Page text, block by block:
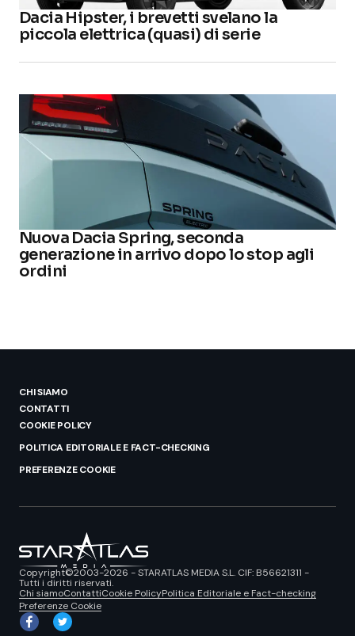
Dacia Hipster, i brevetti svelano la
piccola elettrica (quasi) di serie
Nuova Dacia Spring, seconda
generazione in arrivo dopo lo stop agli
ordini
CHI SIAMO
CONTATTI
COOKIE POLICY
POLITICA EDITORIALE E FACT-CHECKING
PREFERENZE COOKIE
Copyright©2003-2026 - STARATLAS MEDIA S.L. CIF: B56621311 -
Tutti i diritti riservati.
Chi siamoContattiCookie PolicyPolitica Editoriale e Fact-checking
Preferenze Cookie